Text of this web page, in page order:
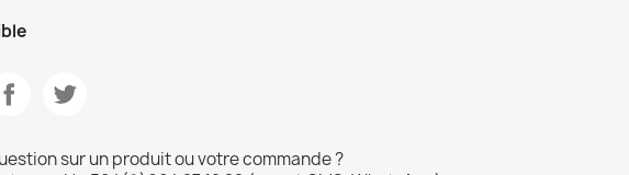
sur un produit ou votre commande ?